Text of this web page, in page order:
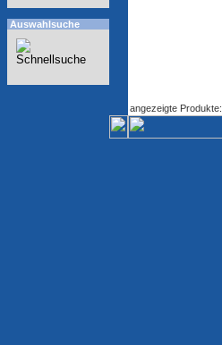
Auswahlsuche
angezeigte Produkte: